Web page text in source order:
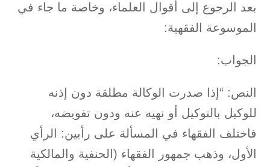
بعد الرجوع إلى أقوال العلماء، وخاصة ما جاء في
الموسوعة الفقهية:
الجواب:
النص: “إذا صدرت الوكالة مطلقة دون إذنه
للوكيل بالتوكيل أو نهيه عنه ودون تفويضه،
فاختلف الفقهاء في المسألة على رأيين: الرأي
الأول، وذهب جمهور الفقهاء (الحنفية والمالكية